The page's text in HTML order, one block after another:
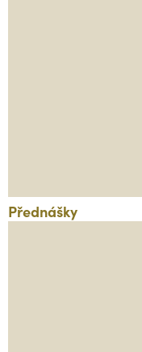
Přednášky